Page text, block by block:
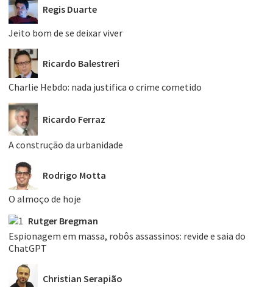
Regis Duarte
Jeito bom de se deixar viver
Ricardo Balestreri
Charlie Hebdo: nada justifica o crime cometido
Ricardo Ferraz
A construção da urbanidade
Rodrigo Motta
O almoço de hoje
Rutger Bregman
Espionagem em massa, robôs assassinos: revide e saia do
ChatGPT
Christian Serapião